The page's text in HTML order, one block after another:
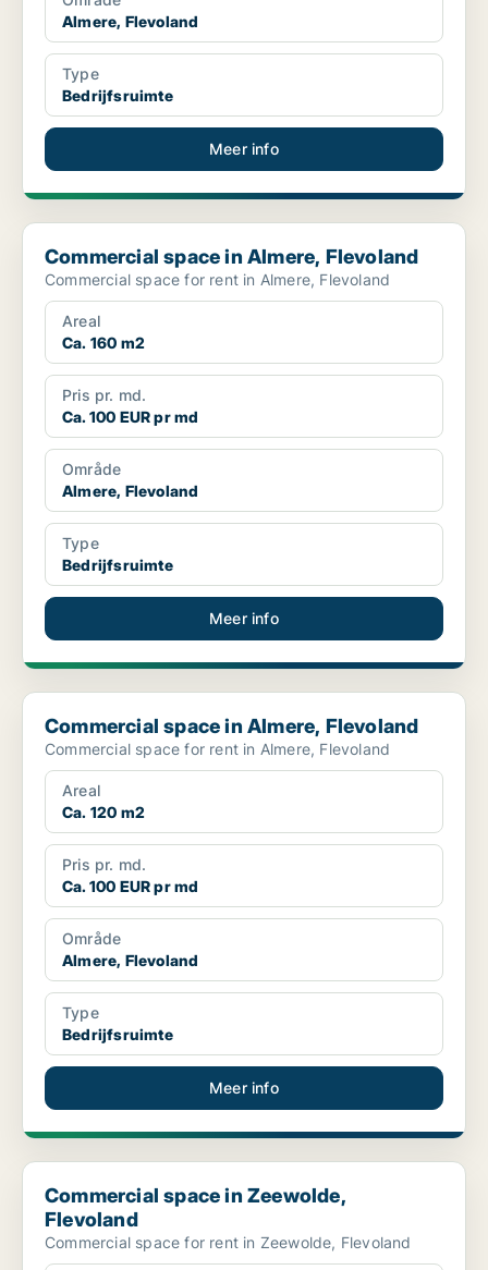
Almere, Flevoland
Type
Bedrijfsruimte
Meer info
Commercial space in Almere, Flevoland
Commercial space in Almere, Flevoland
Commercial space for rent in Almere, Flevoland
Areal
Ca. 160 m2
Pris pr. md.
Ca. 100 EUR pr md
Område
Almere, Flevoland
Type
Bedrijfsruimte
Meer info
Commercial space in Almere, Flevoland
Commercial space in Almere, Flevoland
Commercial space for rent in Almere, Flevoland
Areal
Ca. 120 m2
Pris pr. md.
Ca. 100 EUR pr md
Område
Almere, Flevoland
Type
Bedrijfsruimte
Meer info
Commercial space in Zeewolde, Flevoland
Commercial space in Zeewolde,
Flevoland
Commercial space for rent in Zeewolde, Flevoland